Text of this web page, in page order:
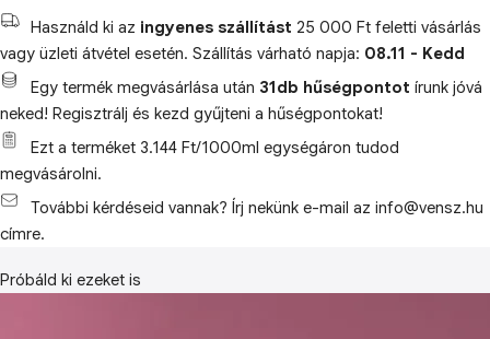
Használd ki az ingyenes szállítást 25 000 Ft feletti vásárlás
vagy üzleti átvétel esetén. Szállítás várható napja: 08.11 - Kedd
Egy termék megvásárlása után 31db hűségpontot írunk jóvá
neked! Regisztrálj és kezd gyűjteni a hűségpontokat!
Ezt a terméket 3.144 Ft/1000ml egységáron tudod
megvásárolni.
További kérdéseid vannak? Írj nekünk e-mail az info@vensz.hu
címre.
Próbáld ki ezeket is